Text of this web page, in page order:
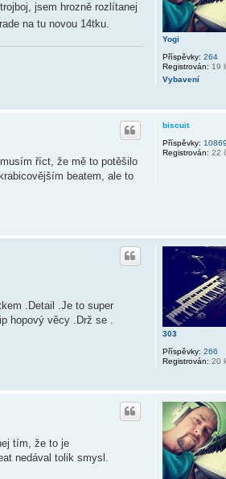
Yogi
Příspěvky: 264
Registrován: 19
Vybavení
jsem hrozně rozlítanej
na tu novou 14tku.
biscuit
Příspěvky: 10869
Registrován: 22
říct, že mě to potěšilo
beatem, ale to
303
Příspěvky: 266
Registrován: 20
.Detail .Je to super
hopový věcy .Drž se .
tím, že to je
nedával tolik smysl.